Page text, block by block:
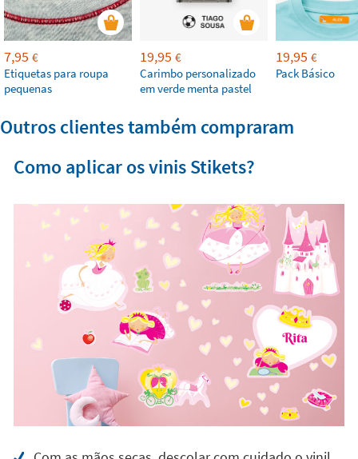
7,95 €
Etiquetas para roupa
pequenas
19,95 €
Carimbo personalizado
em verde menta pastel
19,95 €
Pack Básico
Outros clientes também compraram
Como aplicar os vinis Stikets?